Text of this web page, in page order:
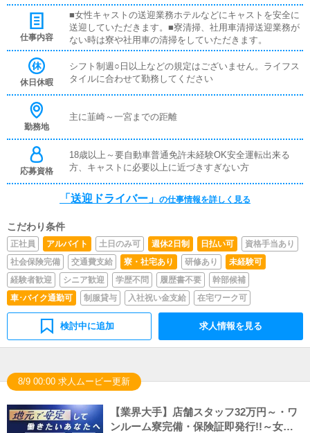
仕事内容
■女性キャストの送迎業務ホテルなどにキャストを安全に
送迎していただきます。■寮清掃、社用車清掃送迎業務が
ない時は寮や社用車の清掃をしていただきます。
休日休暇
シフト制週○日以上などの規定はございません。ライフス
タイルに合わせて勤務してください
勤務地
主に韮崎～一宮までの距離
応募資格
18歳以上～要自動車普通免許未経験OK安全運転出来る
方、キャストに必要以上に近づきすぎない方
「送迎ドライバー」 の仕事情報を詳しく見る
こだわり条件
正社員 アルバイト 土日のみ可 週休2日制 日払い可
資格手当あり
社会保険完備
交通費支給 寮・社宅あり 研修あり
未経験可
経験者歓迎
シニア歓迎 学歴不問 履歴書不要
幹部候補
車･バイク通勤可
制服貸与 入社祝い金支給 在宅ワーク可
検討中に追加 求人情報を見る
8/9 00:00 求人ムービー更新
【業界大手】店舗スタッフ32万円～・ワ
ンルーム寮完備・保険証即発行!!～女性